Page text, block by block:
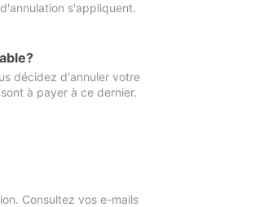
s'appliquent.
décidez d'annuler votre
à payer à ce dernier.
Consultez vos e-mails